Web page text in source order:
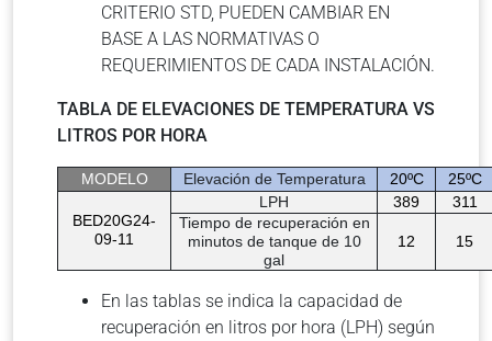
CRITERIO STD, PUEDEN CAMBIAR EN
BASE A LAS NORMATIVAS O
REQUERIMIENTOS DE CADA INSTALACIÓN.
TABLA DE ELEVACIONES DE TEMPERATURA VS
LITROS POR HORA
MODELO Elevación de Temperatura 20ºC 25ºC
BED20G24-
09-11
LPH 389
311
Tiempo de recuperación en
minutos de tanque de 10
gal
12 15
En las tablas se indica la capacidad de
recuperación en litros por hora (LPH) según